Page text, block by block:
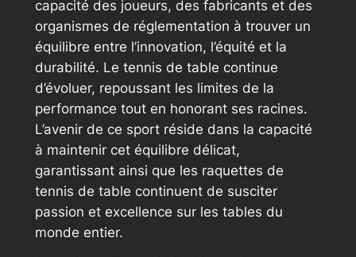
capacité des joueurs, des fabricants et des
organismes de réglementation à trouver un
équilibre entre l’innovation, l’équité et la
durabilité. Le tennis de table continue
d’évoluer, repoussant les limites de la
performance tout en honorant ses racines.
L’avenir de ce sport réside dans la capacité
à maintenir cet équilibre délicat,
garantissant ainsi que les raquettes de
tennis de table continuent de susciter
passion et excellence sur les tables du
monde entier.